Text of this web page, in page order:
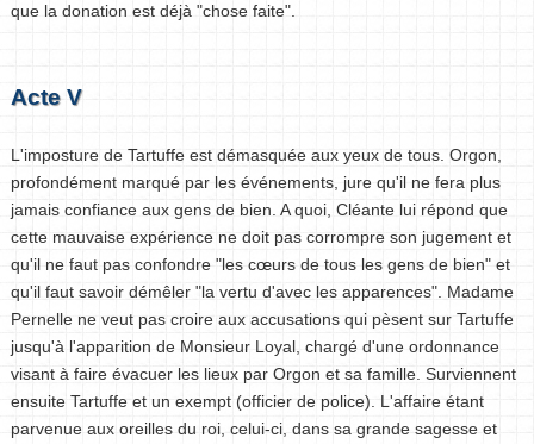
que la donation est déjà "chose faite".
Acte V
L'imposture de Tartuffe est démasquée aux yeux de tous. Orgon,
profondément marqué par les événements, jure qu'il ne fera plus
jamais confiance aux gens de bien. A quoi, Cléante lui répond que
cette mauvaise expérience ne doit pas corrompre son jugement et
qu'il ne faut pas confondre "les cœurs de tous les gens de bien" et
qu'il faut savoir démêler "la vertu d'avec les apparences". Madame
Pernelle ne veut pas croire aux accusations qui pèsent sur Tartuffe
jusqu'à l'apparition de Monsieur Loyal, chargé d'une ordonnance
visant à faire évacuer les lieux par Orgon et sa famille. Surviennent
ensuite Tartuffe et un exempt (officier de police). L'affaire étant
parvenue aux oreilles du roi, celui-ci, dans sa grande sagesse et